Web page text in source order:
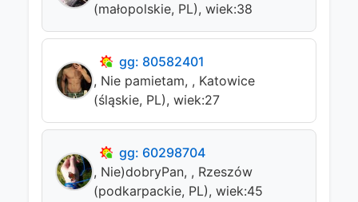
(małopolskie, PL), wiek:38
gg: 80582401
, Nie pamietam, , Katowice
(śląskie, PL), wiek:27
gg: 60298704
, Nie)dobryPan, , Rzeszów
(podkarpackie, PL), wiek:45